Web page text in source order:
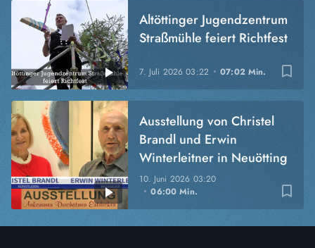
bookmark_border
7. Juli 202603:22 07:02 Min.
Altöttinger Jugendzentrum
Straßmühle feiert Richtfest
bookmark_border
10. Juni 2026 03:20
06:00 Min.
Ausstellung von Christel
Brandl und Erwin
Winterleitner in Neuötting